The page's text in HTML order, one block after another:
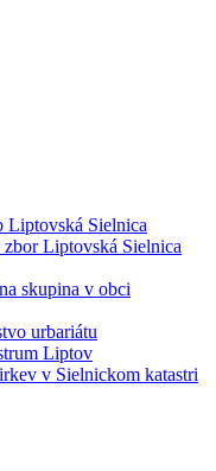
Liptovská Sielnica
Liptovská Sielnica
skupina v obci
urbariátu
Liptov
v Sielnickom katastri